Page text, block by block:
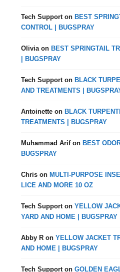
Tech Supporton BEST
CONTROL | BUGSPRAY
Oliviaon BEST SPRINGTAIL
| BUGSPRAY
Tech Supporton BLACK
AND TREATMENTS |
Antoinette on BLACK
TREATMENTS | BUGSPRAY
Muhammad Arifon BEST
BUGSPRAY
Chris on MULTI-PURPOSE
LICE AND MORE 10 OZ
Tech SupportonYELLOW
YARD AND HOME | BUGSPRAY
Abby R onYELLOW JACKET
AND HOME | BUGSPRAY
Tech SupportonGOLDEN